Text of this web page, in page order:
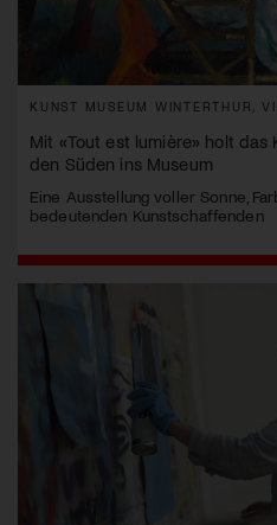
KUNST MUSEUM WINTERTHUR,
Mit «Tout est lumière» holt
den Süden ins Museum
Eine Ausstellung voller Sonne,
bedeutenden Kunstschaffenden